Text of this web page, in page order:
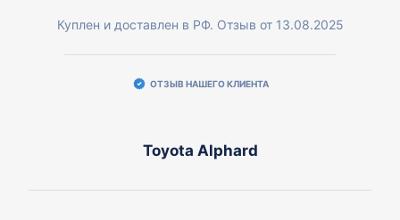
Куплен и доставлен в РФ. Отзыв от 13.08.2025
ОТЗЫВ НАШЕГО КЛИЕНТА
Toyota Alphard